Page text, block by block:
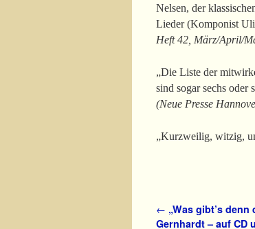
Nelsen, der
Lieder (Komponist Uli
Heft 42, März/April/
„Die Liste der
sind sogar sechs oder
(Neue Presse
„Kurzweilig, witzig,
Artikelnavigation
← „Was gibt’s
Gernhardt – auf CD